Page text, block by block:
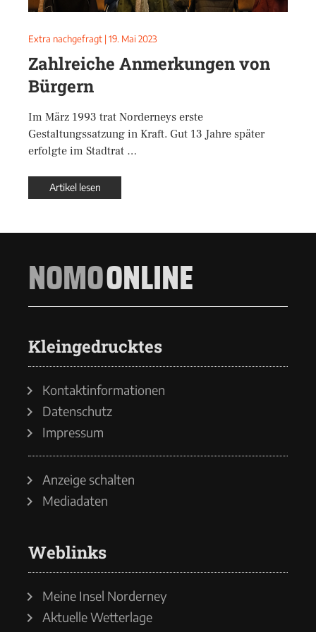
Extra nachgefragt | 19. Mai 2023
Zahlreiche Anmerkungen von
Bürgern
Im März 1993 trat Norderneys erste
Gestaltungssatzung in Kraft. Gut 13 Jahre später
erfolgte im Stadtrat …
Artikel lesen
NOMOONLINE
Kleingedrucktes
Kontaktinformationen
Datenschutz
Impressum
Anzeige schalten
Mediadaten
Weblinks
Meine Insel Norderney
Aktuelle Wetterlage